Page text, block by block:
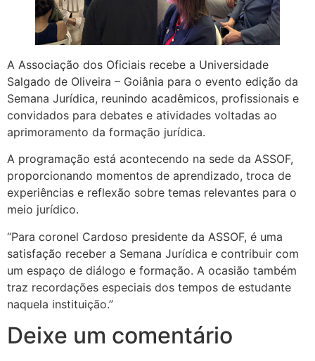
A Associação dos Oficiais recebe a Universidade
Salgado de Oliveira – Goiânia para o evento edição da
Semana Jurídica, reunindo acadêmicos, profissionais e
convidados para debates e atividades voltadas ao
aprimoramento da formação jurídica.
A programação está acontecendo na sede da ASSOF,
proporcionando momentos de aprendizado, troca de
experiências e reflexão sobre temas relevantes para o
meio jurídico.
“Para coronel Cardoso presidente da ASSOF, é uma
satisfação receber a Semana Jurídica e contribuir com
um espaço de diálogo e formação. A ocasião também
traz recordações especiais dos tempos de estudante
naquela instituição.”
Deixe um comentário